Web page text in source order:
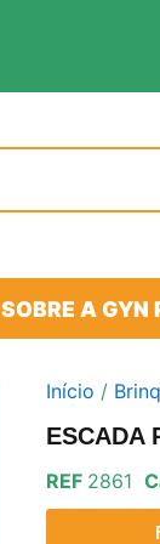
SOBRE A GYN
Início /
ESCADA
REF 2861